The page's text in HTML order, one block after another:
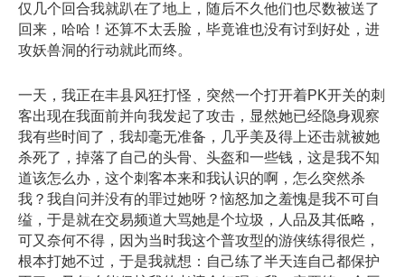
仅几个回合我就趴在了地上，随后不久他们也尽数被送了
回来，哈哈！还算不太丢脸，毕竟谁也没有讨到好处，进
攻妖兽洞的行动就此而终。
一天，我正在丰县风狂打怪，突然一个打开着PK开关的刺
客出现在我面前并向我发起了攻击，显然她已经隐身观察
我有些时间了，我却毫无准备，几乎美及得上还击就被她
杀死了，掉落了自己的头骨、头盔和一些钱，这是我不知
道该怎么办，这个刺客本来和我认识的啊，怎么突然杀
我？我自问并没有的罪过她呀？恼怒加之羞愧是我不可自
缢，于是就在交易频道大骂她是个垃圾，人品及其低略，
可又奈何不得，因为当时我这个普攻型的游侠练得很烂，
根本打她不过，于是我就想：自己练了半天连自己都保护